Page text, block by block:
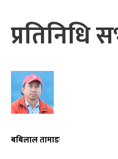
बबिलाल तामाङ